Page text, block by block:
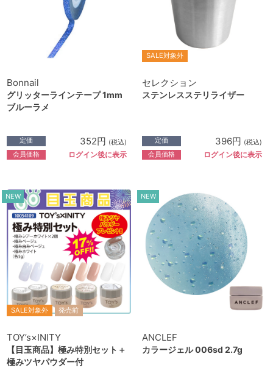
Bonnail
グリッターラインテープ 1mm
ブルーラメ
定価 352円 (税込)
会員価格 ログイン後に表示
SALE対象外
セレクション
ステンレスステリライザー
定価 396円 (税込)
会員価格 ログイン後に表示
NEW
SALE対象外 発売前
TOY’s×INITY
【目玉商品】極み特別セット＋
極みツヤパウダー付
NEW
ANCLEF
カラージェル 006sd 2.7g